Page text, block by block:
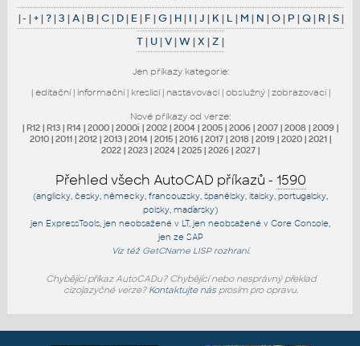
|- |+|?|3 |A| B|C| D| E| F |G| H| I |J | K| L | M | N |O| P |Q| R |S|
T| U|V|W|X |Z |
Jen příkazy kategorie:
| editační| informační| kreslicí| nastavovací| obslužný| zobrazovací|
Nové příkazy od verze:
| R12 | R13 | R14 | 2000 | 2000i | 2002 | 2004 | 2005 | 2006 | 2007 | 2008 | 2009 |
2010 | 2011 | 2012 | 2013 | 2014 | 2015 | 2016 | 2017 | 2018 | 2019 | 2020 | 2021 |
2022 | 2023 | 2024 | 2025 | 2026 | 2027 |
Přehled všech AutoCAD příkazů - 1590
(anglicky, česky, německy, francouzsky, španělsky, italsky, portugalsky,
polsky, maďarsky)
jen ExpressTools , jen neobsažené v LT, jen neobsažené v Core Console
jen ze SAP
Viz též GetCNameLISP rozhraní.
Chybějící příkaz AutoCADu? Chybějící nebo nesprávný překlad
cizojazyčné verze? Kontaktujte násprosím pro opravu.